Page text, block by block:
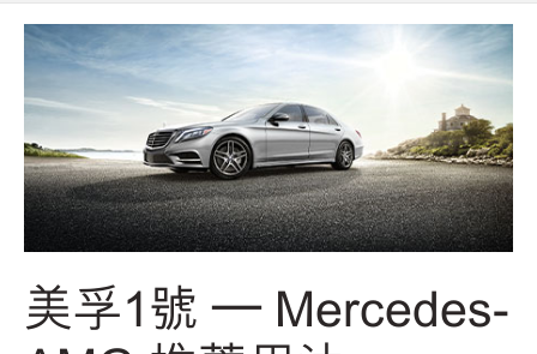
美孚1號 – Mercedes-